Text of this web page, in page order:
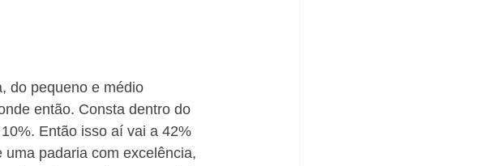
do pequeno e médio
então. Consta dentro do
Então isso aí vai a 42%
padaria com excelência,